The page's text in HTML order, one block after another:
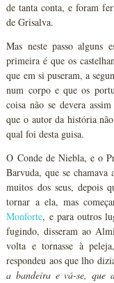
de tanta conta, e foram
de Grisalva.
Mas neste passo alguns
primeira é que os
que em si puseram, a
num corpo e que os
coisa não se devera
que o autor da história
qual foi desta guisa.
O Conde de Niebla, e o
Barvuda, que se
muitos dos seus, depois
tornar a ela, mas
Monforte, e para outros
fugindo, disseram ao
volta e tornasse à
respondeu aos que lho
a bandeira e vá-se, que